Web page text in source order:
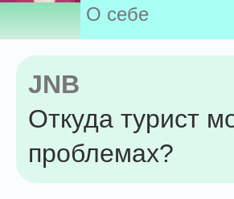
О себе
JNB
Откуда турист
проблемах?